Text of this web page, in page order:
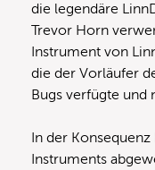
die legendäre
Trevor Horn
Instrument von
die der Vorläufer
Bugs verfügte
In der
Instruments